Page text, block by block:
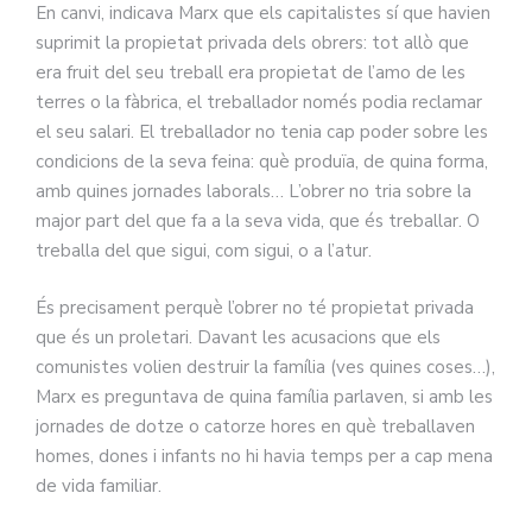
En canvi, indicava Marx que els capitalistes sí que havien
suprimit la propietat privada dels obrers: tot allò que
era fruit del seu treball era propietat de l’amo de les
terres o la fàbrica, el treballador només podia reclamar
el seu salari. El treballador no tenia cap poder sobre les
condicions de la seva feina: què produïa, de quina forma,
amb quines jornades laborals… L’obrer no tria sobre la
major part del que fa a la seva vida, que és treballar. O
treballa del que sigui, com sigui, o a l’atur.
És precisament perquè l’obrer no té propietat privada
que és un proletari. Davant les acusacions que els
comunistes volien destruir la família (ves quines coses…),
Marx es preguntava de quina família parlaven, si amb les
jornades de dotze o catorze hores en què treballaven
homes, dones i infants no hi havia temps per a cap mena
de vida familiar.